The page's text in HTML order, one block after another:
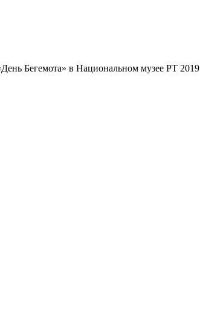
Бегемота» в Национальном музее РТ 2019